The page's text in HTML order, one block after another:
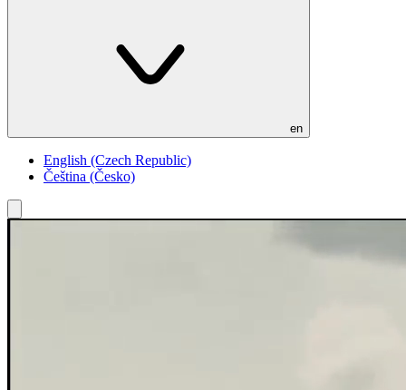
en
English (Czech Republic)
Čeština (Česko)
Toggle